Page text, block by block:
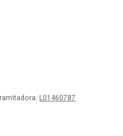
L01460787